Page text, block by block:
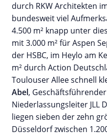
durch RKW Architekten
bundesweit viel
4.500 m² knapp unter
mit 3.000 m² für Aspen
der HSBC, im Heylo am
m² durch Action
Toulouser Allee schnell
Abel,
Niederlassungsleiter JLL
liegen sieben der zehn
Düsseldorf zwischen